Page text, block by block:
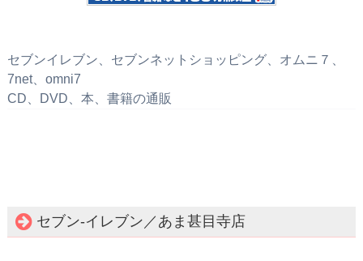
セブンイレブン、セブンネットショッピング、オムニ７、
7net、omni7
CD、DVD、本、書籍の通販
セブン‐イレブン／あま甚目寺店